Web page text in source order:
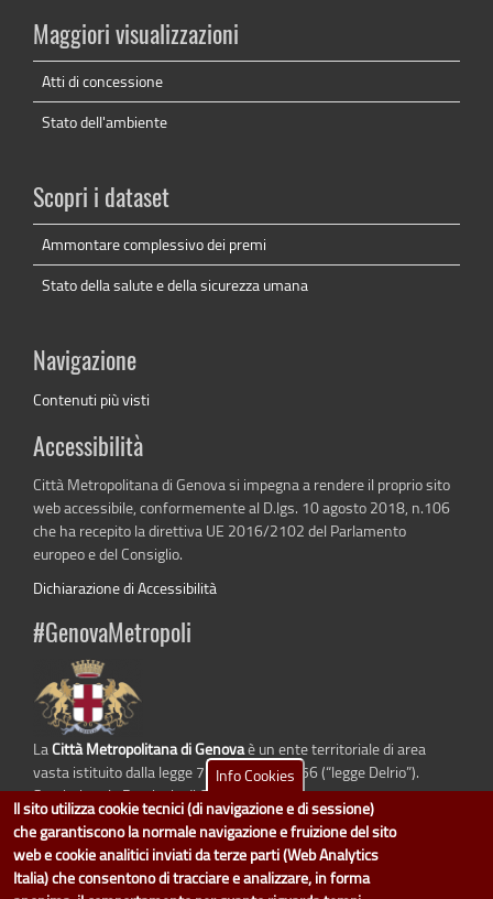
Maggiori visualizzazioni
Atti di concessione
Stato dell'ambiente
Scopri i dataset
Ammontare complessivo dei premi
Stato della salute e della sicurezza umana
Navigazione
Contenuti più visti
Accessibilità
Città Metropolitana di Genova si impegna a rendere il proprio sito
web accessibile, conformemente al D.lgs. 10 agosto 2018, n.106
che ha recepito la direttiva UE 2016/2102 del Parlamento
europeo e del Consiglio.
Dichiarazione di Accessibilità
#GenovaMetropoli
LaCittà Metropolitana di Genovaè un ente territoriale di area
vasta istituito dalla legge 7 aprile 2014 n. 56 (“legge Delrio”).
Sostituisce la Provincia di Genova.
dati.cittametropolitana.genova.itè il progetto "Open Data" della
Info Cookies
Il sito utilizza cookie tecnici (di navigazione e di sessione)
che garantiscono la normale navigazione e fruizione del sito
web e cookie analitici inviati da terze parti (Web Analytics
Italia) che consentono di tracciare e analizzare, in forma